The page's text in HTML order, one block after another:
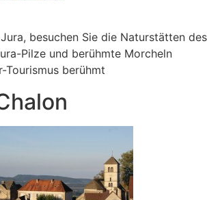
besuchen Sie die Naturstätten des
Pilze und berühmte Morcheln
Tourismus berühmt